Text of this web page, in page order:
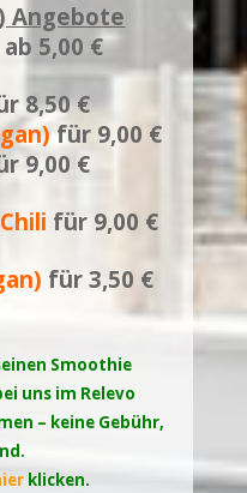
Angebote
ab 5,00 €
8,50 €
für 9,00 €
9,00 €
für 9,00 €
für 3,50 €
Smoothie
uns im Relevo
– keine Gebühr,
klicken.